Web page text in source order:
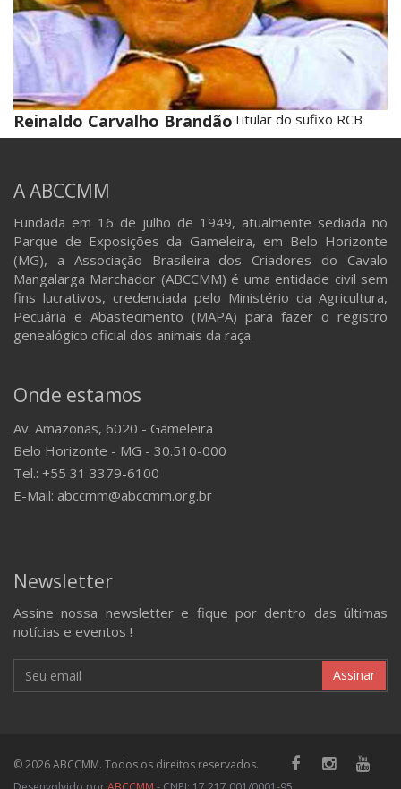
Reinaldo Carvalho BrandãoTitular do sufixo RCB
A ABCCMM
Fundada em 16 de julho de 1949, atualmente sediada no
Parque de Exposições da Gameleira, em Belo Horizonte
(MG), a Associação Brasileira dos Criadores do Cavalo
Mangalarga Marchador (ABCCMM) é uma entidade civil sem
fins lucrativos, credenciada pelo Ministério da Agricultura,
Pecuária e Abastecimento (MAPA) para fazer o registro
genealógico oficial dos animais da raça.
Onde estamos
Av. Amazonas, 6020 - Gameleira
Belo Horizonte - MG - 30.510-000
Tel.: +55 31 3379-6100
E-Mail: abccmm@abccmm.org.br
Newsletter
Assine nossa newsletter e fique por dentro das últimas
notícias e eventos !
Assinar
© 2026 ABCCMM. Todos os direitos reservados.